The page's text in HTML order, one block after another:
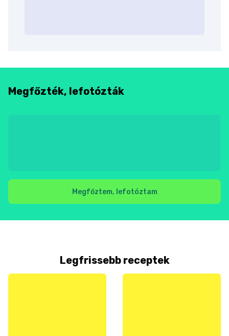
Megfőzték, lefotózták
Megfőztem, lefotóztam
Legfrissebb receptek